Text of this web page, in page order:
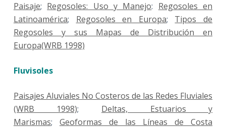
Paisaje; Regosoles: Uso y Manejo: Regosoles en
Latinoamérica; Regosoles en Europa; Tipos de
Regosoles y sus Mapas de Distribución en
Europa(WRB 1998)
Fluvisoles
Paisajes Aluviales No Costeros de las Redes Fluviales
(WRB 1998); Deltas, Estuarios y
Marismas; Geoformas de las Líneas de Costa